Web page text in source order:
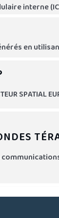
interne
en
SPATIAL